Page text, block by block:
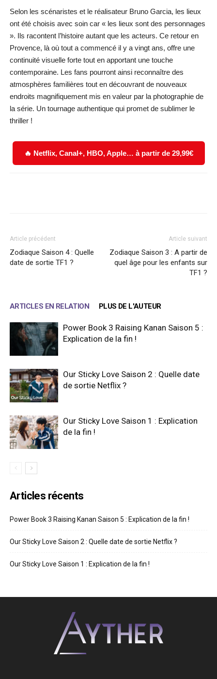
Selon les scénaristes et le réalisateur Bruno Garcia, les lieux
ont été choisis avec soin car « les lieux sont des personnages
». Ils racontent l’histoire autant que les acteurs. Ce retour en
Provence, là où tout a commencé il y a vingt ans, offre une
continuité visuelle forte tout en apportant une touche
contemporaine. Les fans pourront ainsi reconnaître des
atmosphères familières tout en découvrant de nouveaux
endroits magnifiquement mis en valeur par la photographie de
la série. Un tournage authentique qui promet de sublimer le
thriller !
🔥 Netflix, Canal+, HBO, Apple… à partir de 29,99€
Article précédent
Zodiaque Saison 4 : Quelle
date de sortie TF1 ?
Article suivant
Zodiaque Saison 3 : A partir de
quel âge pour les enfants sur
TF1 ?
ARTICLES EN RELATION PLUS DE L'AUTEUR
Power Book 3 Raising Kanan Saison 5 :
Explication de la fin !
Our Sticky Love Saison 2 : Quelle date
de sortie Netflix ?
Our Sticky Love Saison 1 : Explication
de la fin !
Articles récents
Power Book 3 Raising Kanan Saison 5 : Explication de la fin !
Our Sticky Love Saison 2 : Quelle date de sortie Netflix ?
Our Sticky Love Saison 1 : Explication de la fin !